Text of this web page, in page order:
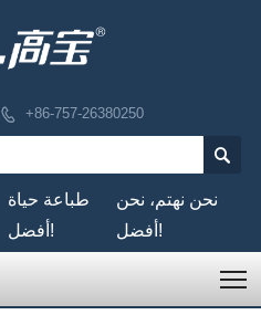
 +86-757-26380250

طباعة حياة
أفضل!
نحن نهتم، نحن
أفضل!